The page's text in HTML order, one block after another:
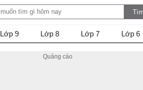
Lớp 9 Lớp 8 Lớp 7 Lớp 6